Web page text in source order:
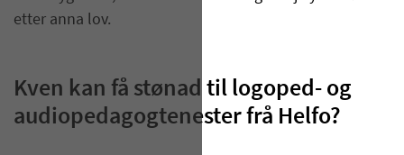
etter anna lov.
Kven kan få stønad til logoped- og
audiopedagogtenester frå Helfo?